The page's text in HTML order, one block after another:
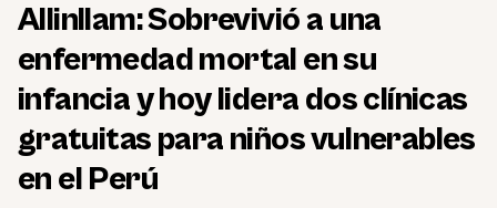
Allinllam: Sobrevivió a una
enfermedad mortal en su
infancia y hoy lidera dos clínicas
gratuitas para niños vulnerables
en el Perú